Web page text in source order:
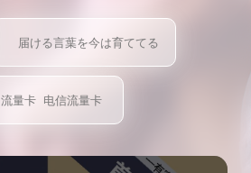
届ける言葉を今は育ててる
流量卡 电信流量卡